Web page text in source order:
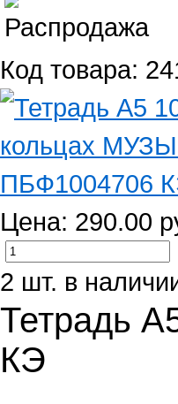
Код товара:
Цена: 290.00
2 шт. в
Тетрадь
КЭ